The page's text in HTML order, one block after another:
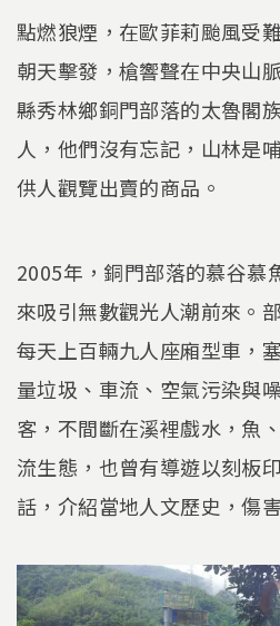
點燃狼煙，在歐菲莉颱風受
朝天擊發，槍響聲在中央山
縣秀林鄉銅門部落的太魯閣
人，他們沒有忘記，山林是
供人觀覽出賣的商品。
2005年，銅門部落的慕谷慕
來吸引無數觀光人潮前來。
每天上百輛九人座廂型車，
量垃圾、車流、空氣污染與
客，不間斷在溪裡戲水，魚
流生態，也曾有導遊以刻板
話，介紹當地人文歷史，傷